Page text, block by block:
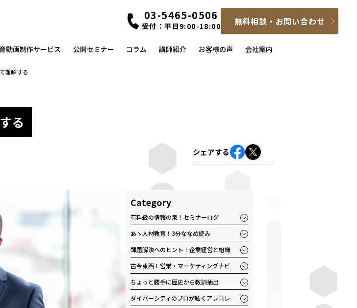
03-5465-0506
受付：平日9:00-18:00 無料相談・お問い合わせ
動画制作サービス 公開セミナー コラム 講師紹介 お客様の声 会社案内
理解する
る
シェアする
Category
有料級の情報の泉！セミナーログ
あゝ人材教育！3分ななめ読み
課題解決へのヒント！企業経営と組織
古今東西！営業・マーケティングナビ
ちょっと勝手に歴史から教訓抽出
ダイバーシティのプロが呟くアレコレ